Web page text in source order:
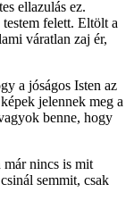
ellazulás ez.
felett. Eltölt a
váratlan zaj ér,
a jóságos Isten az
jelennek meg a
benne, hogy
már nincs is mit
semmit, csak